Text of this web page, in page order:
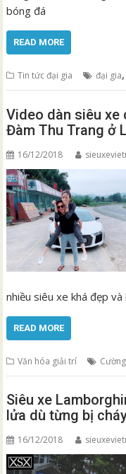
bóng đá
READ MORE
Tin tức đại gia đại gia,
Video dàn siêu xe
Đàm Thu Trang ở
16/12/2018
nhiều siêu xe khá đẹp
READ MORE
Văn hóa giải trí
Siêu xe
lửa dù từng bị
16/12/2018